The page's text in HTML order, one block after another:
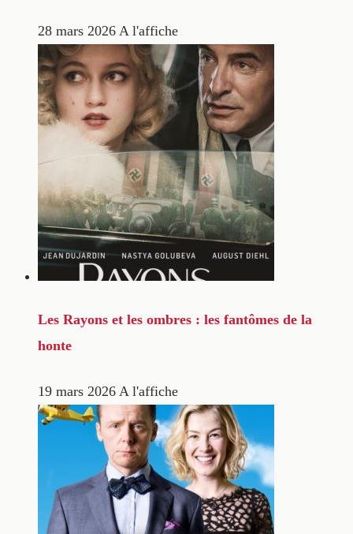
28 mars 2026 A l'affiche
Les Rayons et les ombres : les fantômes de la
honte
19 mars 2026 A l'affiche